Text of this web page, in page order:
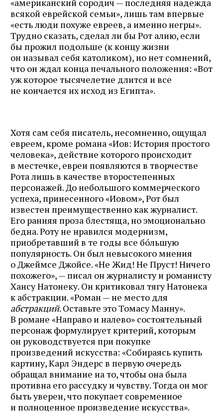
«американский сородич — последняя надежда
всякой еврейской семьи», лишь там впервые
«есть люди похуже евреев, а именно негры».
Трудно сказать, сделал ли бы Рот алию, если
бы прожил подольше (к концу жизни
он называл себя католиком), но нет сомнений,
что он ждал конца печального положения: «Вот
уж которое тысячелетие длится и все
не кончается их исход из Египта».
Хотя сам себя писатель, несомненно, ощущал
евреем, кроме романа «Иов: История простого
человека», действие которого происходит
в местечке, евреи появляются в творчестве
Рота лишь в качестве второстепенных
персонажей. До небольшого коммерческого
успеха, принесенного «Иовом», Рот был
известен преимущественно как журналист.
Его ранняя проза блестяща, но эмоционально
бедна. Роту не нравился модернизм,
приобретавший в те годы все бóльшую
популярность. Он был невысокого мнения
о Джеймсе Джойсе. «Не Жид! Не Пруст! Ничего
похожего», — писал он журналисту и романисту
Хансу Натонеку. Он критиковал тягу Натонека
к абстракции. «Роман — не место для
абстракций. Оставьте это Томасу Манну».
В романе «Направо и налево» состоятельный
персонаж формулирует критерий, которым
он руководствуется при покупке
произведений искусства: «Собираясь купить
картину, Карл Эндерс в первую очередь
обращал внимание на то, чтобы она была
противна его рассудку и чувству. Тогда он мог
быть уверен, что покупает современное
и полноценное произведение искусства».